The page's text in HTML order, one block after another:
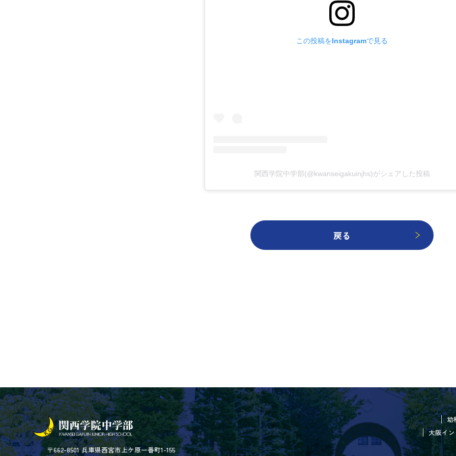
この投稿をInstagramで見る
関西学院中学部(@kwanseigakuinjhs)がシェアした投稿
戻る
〒662-8501 兵庫県西宮市上ケ原一番町1-155
幼
大阪イ